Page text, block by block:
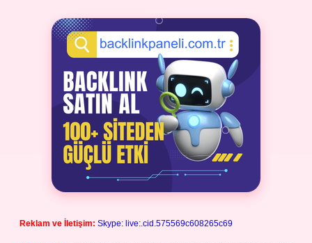
Reklam ve İletişim: Skype: live:.cid.575569c608265c69